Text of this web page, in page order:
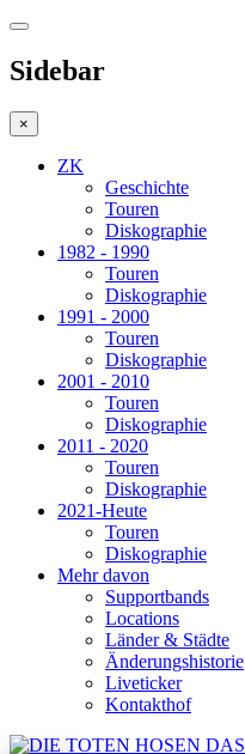
Sidebar
×
ZK
Geschichte
Touren
Diskographie
1982 - 1990
Touren
Diskographie
1991 - 2000
Touren
Diskographie
2001 - 2010
Touren
Diskographie
2011 - 2020
Touren
Diskographie
2021-Heute
Touren
Diskographie
Mehr davon
Supportbands
Locations
Länder & Städte
Änderungshistorie
Liveticker
Kontakthof